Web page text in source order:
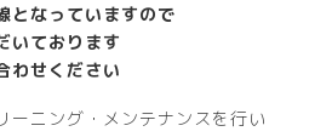
となっていますので
いております
わせください
ーニング・メンテナンスを行い